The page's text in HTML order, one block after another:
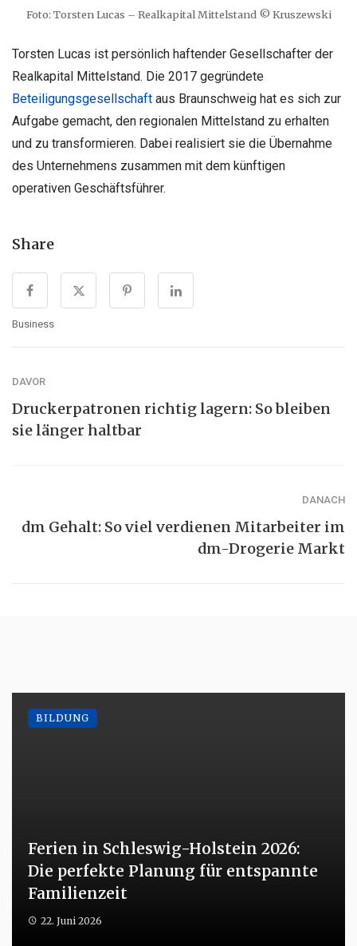
Foto: Torsten Lucas – Realkapital Mittelstand © Kruszewski
Torsten Lucas ist persönlich haftender Gesellschafter der
Realkapital Mittelstand. Die 2017 gegründete
Beteiligungsgesellschaft aus Braunschweig hat es sich zur
Aufgabe gemacht, den regionalen Mittelstand zu erhalten
und zu transformieren. Dabei realisiert sie die Übernahme
des Unternehmens zusammen mit dem künftigen
operativen Geschäftsführer.
Share
Business
DAVOR
Druckerpatronen richtig lagern: So bleiben
sie länger haltbar
DANACH
dm Gehalt: So viel verdienen Mitarbeiter im
dm-Drogerie Markt
Ferien in Schleswig-Holstein 2026:
Die perfekte Planung für entspannte
Familienzeit
22. Juni 2026
BILDUNG